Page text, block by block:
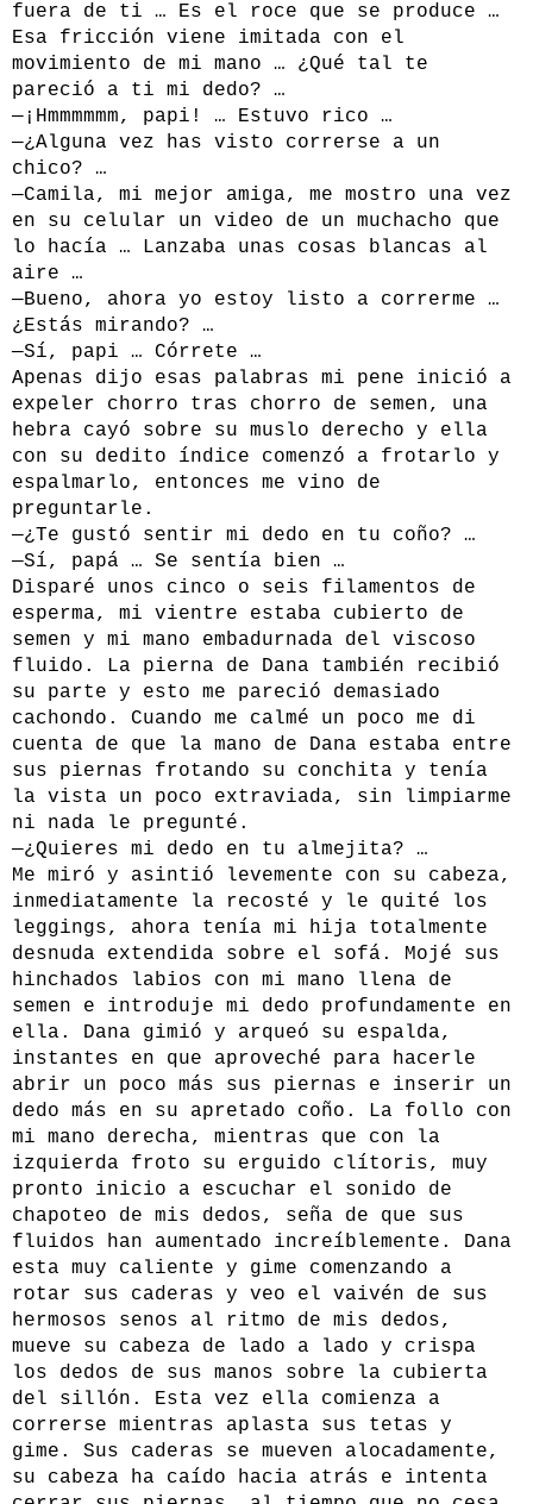
fuera de ti … Es el roce que se produce …
Esa fricción viene imitada con el
movimiento de mi mano … ¿Qué tal te
pareció a ti mi dedo? …
—¡Hmmmmmm, papi! … Estuvo rico …
—¿Alguna vez has visto correrse a un
chico? …
—Camila, mi mejor amiga, me mostro una vez
en su celular un video de un muchacho que
lo hacía … Lanzaba unas cosas blancas al
aire …
—Bueno, ahora yo estoy listo a correrme …
¿Estás mirando? …
—Sí, papi … Córrete …
Apenas dijo esas palabras mi pene inició a
expeler chorro tras chorro de semen, una
hebra cayó sobre su muslo derecho y ella
con su dedito índice comenzó a frotarlo y
espalmarlo, entonces me vino de
preguntarle.
—¿Te gustó sentir mi dedo en tu coño? …
—Sí, papá … Se sentía bien …
Disparé unos cinco o seis filamentos de
esperma, mi vientre estaba cubierto de
semen y mi mano embadurnada del viscoso
fluido. La pierna de Dana también recibió
su parte y esto me pareció demasiado
cachondo. Cuando me calmé un poco me di
cuenta de que la mano de Dana estaba entre
sus piernas frotando su conchita y tenía
la vista un poco extraviada, sin limpiarme
ni nada le pregunté.
—¿Quieres mi dedo en tu almejita? …
Me miró y asintió levemente con su cabeza,
inmediatamente la recosté y le quité los
leggings, ahora tenía mi hija totalmente
desnuda extendida sobre el sofá. Mojé sus
hinchados labios con mi mano llena de
semen e introduje mi dedo profundamente en
ella. Dana gimió y arqueó su espalda,
instantes en que aproveché para hacerle
abrir un poco más sus piernas e inserir un
dedo más en su apretado coño. La follo con
mi mano derecha, mientras que con la
izquierda froto su erguido clítoris, muy
pronto inicio a escuchar el sonido de
chapoteo de mis dedos, seña de que sus
fluidos han aumentado increíblemente. Dana
esta muy caliente y gime comenzando a
rotar sus caderas y veo el vaivén de sus
hermosos senos al ritmo de mis dedos,
mueve su cabeza de lado a lado y crispa
los dedos de sus manos sobre la cubierta
del sillón. Esta vez ella comienza a
correrse mientras aplasta sus tetas y
gime. Sus caderas se mueven alocadamente,
su cabeza ha caído hacia atrás e intenta